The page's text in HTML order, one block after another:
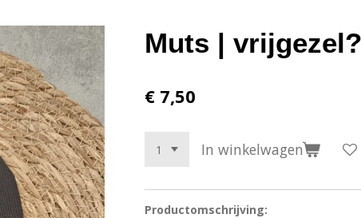
Muts | vrijgezel?
€ 7,50
In winkelwagen
Productomschrijving: